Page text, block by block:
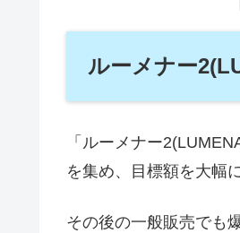
ルーメナー
「ルーメナー
を集め、目標額を大幅
その後の一般販売でも